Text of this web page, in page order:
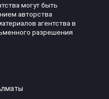
могут быть
авторства
агентства в
разрешения